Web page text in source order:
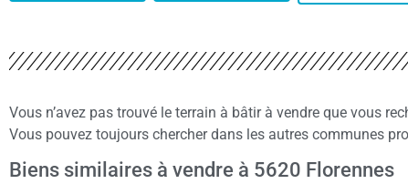
Vous n’avez pas trouvé le terrain à bâtir à vendre que vous
Vous pouvez toujours chercher dans les autres communes
Biens similaires à vendre à 5620 Florennes